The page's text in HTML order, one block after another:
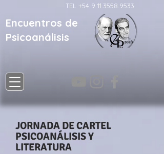
TEL +54 9 11.3558.9533
Encuentros de
Psicoanálisis
JORNADA DE CARTEL
PSICOANÁLISIS Y
LITERATURA